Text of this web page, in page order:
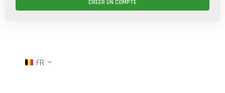
CRÉER UN COMPTE
FR